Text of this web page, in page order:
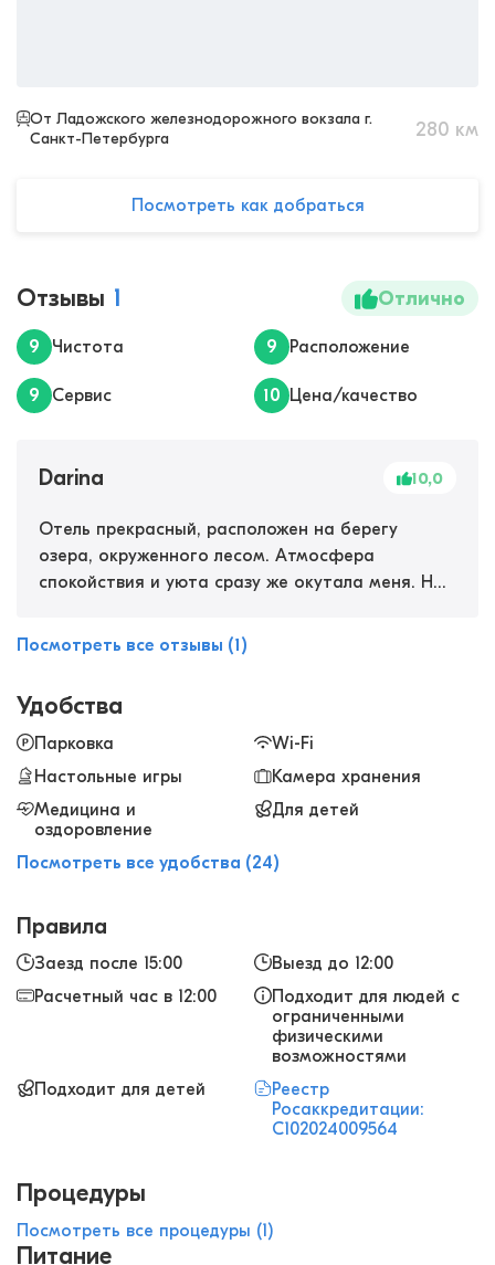
От Ладожского железнодорожного вокзала г.
Санкт-Петербурга
280 км
Посмотреть как добраться
Отзывы 1 Отлично
9 Чистота 9 Расположение
9 Сервис 10 Цена/качество
Darina 10,0
Отель прекрасный, расположен на берегу
озера, окруженного лесом. Атмосфера
спокойствия и уюта сразу же окутала меня. Но
территории - идеальное место для
расслабления после активного дня. Номера
дружелюбным. Я определенно рекомендую этот
отель всем, кто хочет насладиться красотой
природы и комфортом.
Посмотреть все отзывы (1)
Удобства
Парковка
Wi-Fi
Настольные игры
Камера хранения
Медицина и
оздоровление
Для детей
Посмотреть все удобства (24)
Правила
Заезд после 15:00
Выезд до 12:00
Расчетный час в 12:00
Подходит для людей с
ограниченными
физическими
возможностями
Подходит для детей
Реестр
Росаккредитации:
С102024009564
Процедуры
Посмотреть все процедуры (1)
Питание